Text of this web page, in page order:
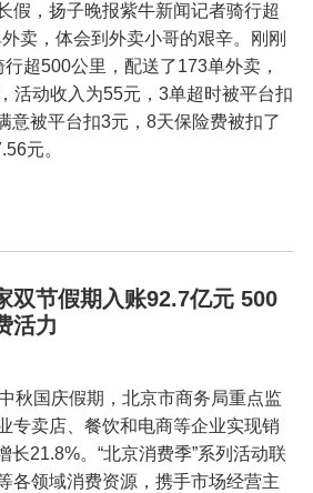
假，扬子晚报紫牛新闻记者骑行超
卖，体会到外卖小哥的艰辛。刚刚
超500公里，配送了173单外卖，
活动收入为55元，3单超时被平台扣
意被平台扣3元，8天保险费被扣了
元。
双节假期入账92.7亿元 500
活力
秋国庆假期，北京市商务局重点监
专卖店、餐饮和电商等企业实现销
长21.8%。“北京消费季”系列活动联
各领域消费资源，携手市场经营主